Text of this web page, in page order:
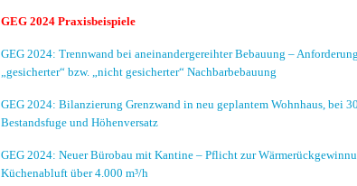
GEG 2024 Praxisbeispiele
GEG 2024: Trennwand bei aneinandergereihter Bebauung –
„gesicherter“ bzw. „nicht gesicherter“ Nachbarbebauung
GEG 2024: Bilanzierung Grenzwand in neu geplantem Wohnhaus, bei
Bestandsfuge und Höhenversatz
GEG 2024: Neuer Bürobau mit Kantine – Pflicht zur
Küchenabluft über 4.000 m³/h